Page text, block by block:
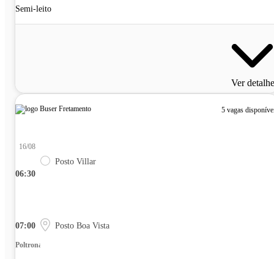
Semi-leito
Ver
5 vagas
06:30
16/08
Posto Villar
07:00 Posto Boa Vista
Poltrona